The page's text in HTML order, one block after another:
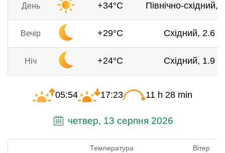
День +34°C Північно-східний,
Вечір +29°C Східний, 2.6
Ніч +24°C Східний, 1.9
05:54 17:23 11 h 28 min
четвер, 13 серпня 2026
Температура Вітер